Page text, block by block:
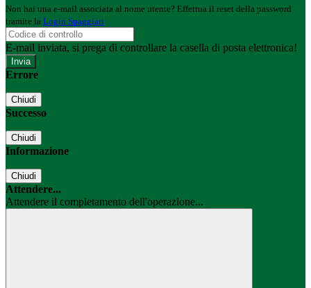
Non hai una e-mail associata al nome utente? Effettua il reset della password
tramite la Login Spaggiari
E-mail inviata, si prega di controllare la casella di posta elettronica!
Errore
Chiudi
Successo
Chiudi
Informazione
Chiudi
Attendere...
Attendere il completamento dell'operazione...